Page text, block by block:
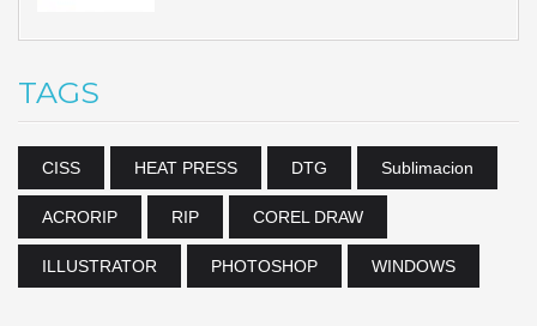
TAGS
CISS HEAT PRESS DTG Sublimacion
ACRORIP RIP COREL DRAW
ILLUSTRATOR PHOTOSHOP WINDOWS